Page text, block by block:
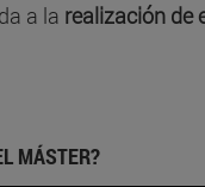
a la realización de
MÁSTER?